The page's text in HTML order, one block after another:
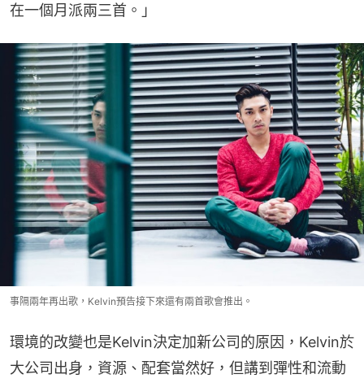
在一個月派兩三首。」
事隔兩年再出歌，Kelvin預告接下來還有兩首歌會推出。
環境的改變也是Kelvin決定加新公司的原因，Kelvin於
大公司出身，資源、配套當然好，但講到彈性和流動